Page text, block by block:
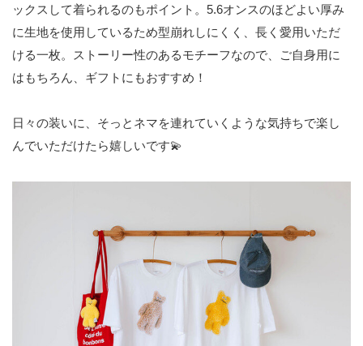
ックスして着られるのもポイント。5.6オンスのほどよい厚み
に生地を使用しているため型崩れしにくく、長く愛用いただ
ける一枚。ストーリー性のあるモチーフなので、ご自身用に
はもちろん、ギフトにもおすすめ！
日々の装いに、そっとネマを連れていくような気持ちで楽し
んでいただけたら嬉しいです💫